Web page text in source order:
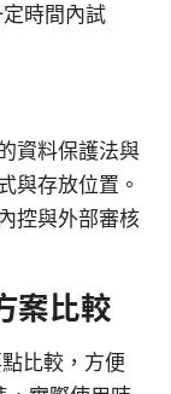
時間內試
資料保護法與
與存放位置。
控與外部審核
案比較
比較，方便